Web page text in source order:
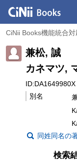
CiNii Books機能統合
兼松, 誠
カネマツ,
ID:DA1649980X
別名
同姓同名の
検索